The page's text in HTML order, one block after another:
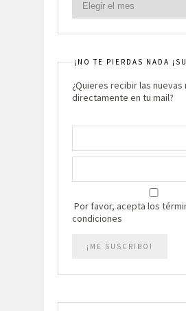
¡NO TE PIERDAS NADA
¿Quieres recibir las
directamente en tu mail?
Por favor, acepta los
condiciones